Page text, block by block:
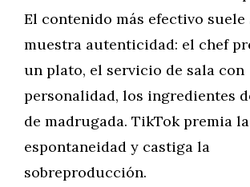
El contenido más efectivo suele
muestra autenticidad: el chef
un plato, el servicio de sala con
personalidad, los ingredientes
de madrugada. TikTok premia la
espontaneidad y castiga la
sobreproducción.